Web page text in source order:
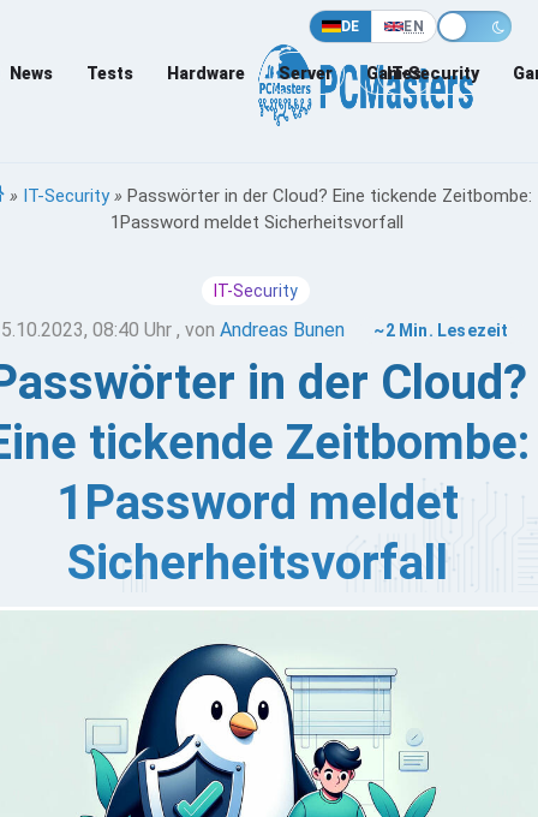
DE EN
News Tests Hardware Server Games
IT-Security
» IT-Security » Passwörter in der Cloud? Eine tickende Zeitbombe:
1Password meldet Sicherheitsvorfall
IT-Security
08:40 Uhr , vonAndreas Bunen ~2 Min. Lesezeit
in der Cloud?
tickende Zeitbombe:
1Password meldet
Sicherheitsvorfall
wenn die Software nicht günstig war. Bei der
und dem Wechsel zu einem neuen
hat 1Password auch die lokalen Vaults
und alles in die Cloud gesteckt. Das macht
zu einem offensichtlichen Ziel für
Nun vermeldete 1Password einen
der mit einem Cyberangriff auf den